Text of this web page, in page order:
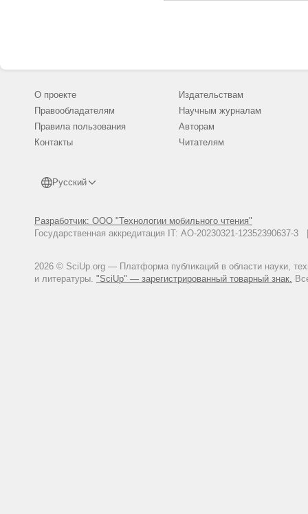
О проекте
Правообладателям
Правила пользования
Контакты
Русский
Разработчик: ООО "Технологии мобильного чтения"
Государственная аккредитация IT: АО-20230321-
2026 © SciUp.org — Платформа публикаций в области науки,
и литературы. "SciUp" — зарегистрированный товарный знак.
Издательствам
Научным журналам
Авторам
Читателям